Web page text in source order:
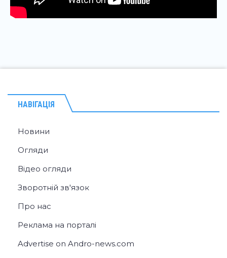
НАВІГАЦІЯ
Новини
Огляди
Відео огляди
Зворотній зв'язок
Про нас
Реклама на порталі
Advertise on Andro-news.com